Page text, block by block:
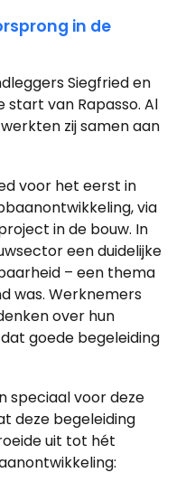
in de
Siegfried en
van Rapasso. Al
zij samen aan
voor het eerst in
via
in de bouw. In
een duidelijke
– een thema
was. Werknemers
over hun
goede begeleiding
speciaal voor deze
deze begeleiding
uit tot hét